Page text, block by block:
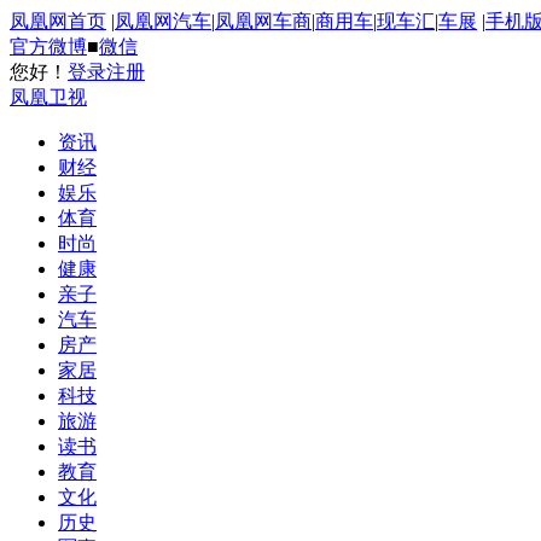
凤凰网首页 |凤凰网汽车|凤凰网车商|商用车|现车汇|车展 |手机版
官方微博■微信
您好！ 登录注册
凤凰卫视
资讯
财经
娱乐
体育
时尚
健康
亲子
汽车
房产
家居
科技
旅游
读书
教育
文化
历史